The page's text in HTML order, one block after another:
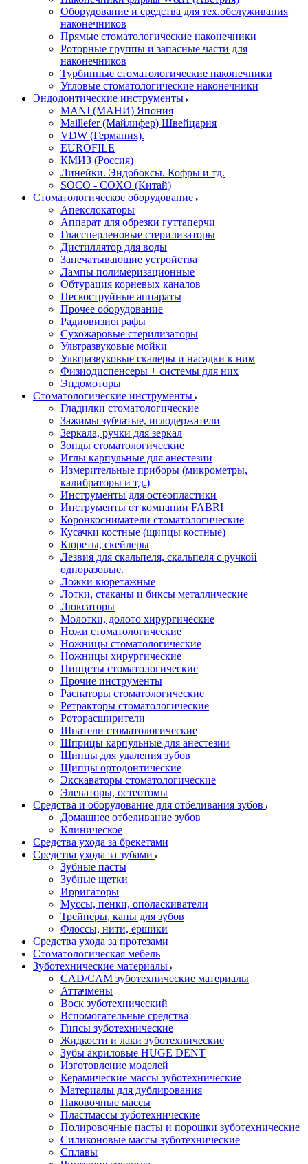
Оборудование и средства для тех.обслуживания
наконечников
Прямые стоматологические наконечники
Роторные группы и запасные части для
наконечников
Турбинные стоматологические наконечники
Угловые стоматологические наконечники
Эндодонтические инструменты
MANI (МАНИ) Япония
Maillefer (Майлифер) Швейцария
VDW (Германия).
EUROFILE
КМИЗ (Россия)
Линейки. Эндобоксы. Кофры и тд.
SOCO - COXO (Китай)
Стоматологическое оборудование
Апекслокаторы
Аппарат для обрезки гуттаперчи
Глассперленовые стерилизаторы
Дистиллятор для воды
Запечатывающие устройства
Лампы полимеризационные
Обтурация корневых каналов
Пескоструйные аппараты
Прочее оборудование
Радиовизиографы
Сухожаровые стерилизаторы
Ультразвуковые мойки
Ультразвуковые скалеры и насадки к ним
Физиодиспенсеры + системы для них
Эндомоторы
Стоматологические инструменты
Гладилки стоматологические
Зажимы зубчатые, иглодержатели
Зеркала, ручки для зеркал
Зонды стоматологические
Иглы карпульные для анестезии
Измерительные приборы (микрометры,
калибраторы и тд.)
Инструменты для остеопластики
Инструменты от компании FABRI
Коронкосниматели стоматологические
Кусачки костные (щипцы костные)
Кюреты, скейлеры
Лезвия для скальпеля, скальпеля с ручкой
одноразовые.
Ложки кюретажные
Лотки, стаканы и биксы металлические
Люксаторы
Молотки, долото хирургические
Ножи стоматологические
Ножницы стоматологические
Ножницы хирургические
Пинцеты стоматологические
Прочие инструменты
Распаторы стоматологические
Ретракторы стоматологические
Роторасширители
Шпатели стоматологические
Шприцы карпульные для анестезии
Щипцы для удаления зубов
Щипцы ортодонтические
Экскаваторы стоматологические
Элеваторы, остеотомы
Средства и оборудование для отбеливания зубов
Домашнее отбеливание зубов
Клиническое
Средства ухода за брекетами
Средства ухода за зубами
Зубные пасты
Зубные щетки
Ирригаторы
Муссы, пенки, ополаскиватели
Трейнеры, капы для зубов
Флоссы, нити, ёршики
Средства ухода за протезами
Стоматологическая мебель
Зуботехнические материалы
CAD/CAM зуботехнические материалы
Аттачмены
Воск зуботехнический
Вспомогательные средства
Гипсы зуботехнические
Жидкости и лаки зуботехнические
Зубы акриловые HUGE DENT
Изготовление моделей
Керамические массы зуботехнические
Материалы для дублирования
Паковочные массы
Пластмассы зуботехнические
Полировочные пасты и порошки зуботехнические
Силиконовые массы зуботехнические
Сплавы